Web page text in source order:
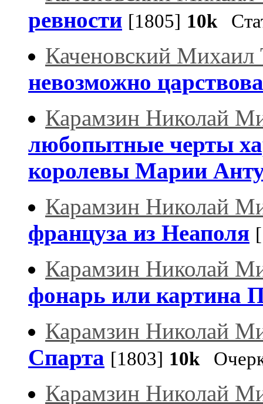
ревности [1805] 10k
Каченовский
невозможно
Карамзин Николай
любопытные черты
королевы Марии
Карамзин Николай
француза из Неаполя
Карамзин Николай
фонарь или картина
Карамзин Николай
Спарта [1803] 10k
Карамзин Николай